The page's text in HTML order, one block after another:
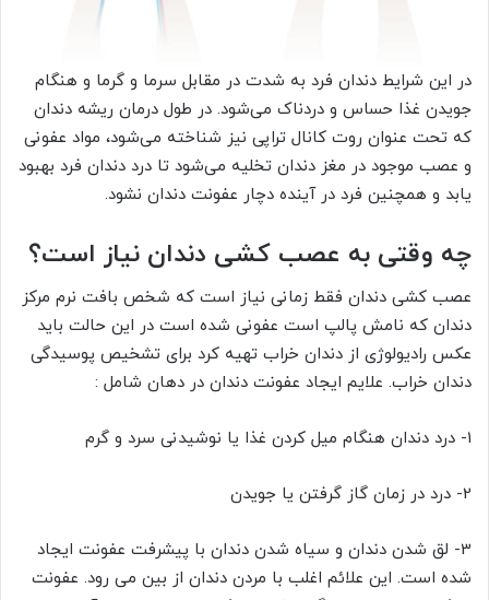
در این شرایط دندان فرد به شدت در مقابل سرما و گرما و هنگام
جویدن غذا حساس و دردناک می‌شود. در طول درمان ریشه دندان
که تحت عنوان روت کانال تراپی نیز شناخته می‌شود، مواد عفونی
و عصب موجود در مغز دندان تخلیه می‌شود تا درد دندان فرد بهبود
یابد و همچنین فرد در آینده دچار عفونت دندان نشود.
چه وقتی به عصب کشی دندان نیاز است؟
عصب کشی دندان فقط زمانی نیاز است که شخص بافت نرم مرکز
دندان که نامش پالپ است عفونی شده است در این حالت باید
عکس رادیولوژی از دندان خراب تهیه کرد برای تشخیص پوسیدگی
دندان خراب. علایم ایجاد عفونت دندان در دهان شامل :
1- درد دندان هنگام میل کردن غذا یا نوشیدنی سرد و گرم
2- درد در زمان گاز گرفتن یا جویدن
3- لق شدن دندان و سیاه شدن دندان با پیشرفت عفونت ایجاد
شده است. این علائم اغلب با مردن دندان از بین می رود. عفونت